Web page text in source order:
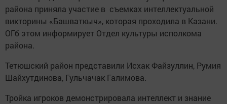
района приняла участие в съемках интеллектуальной
викторины «Башваткыч», которая проходила в Казани.
ОГб этом информирует Отдел культуры исполкома
района.
Тетюшский район представили Исхак Файзуллин, Румия
Шайхутдинова, Гульчачак Галимова.
Тройка игроков демонстрировала интеллект и знание